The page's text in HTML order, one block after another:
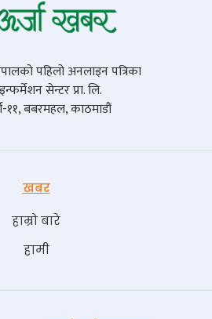
पहिलो अनलाइन पत्रिका
सेन्टर प्रा. लि.
११, बबरमहल, काठमाडौं
खबर
हाम्रो बारे
हामी